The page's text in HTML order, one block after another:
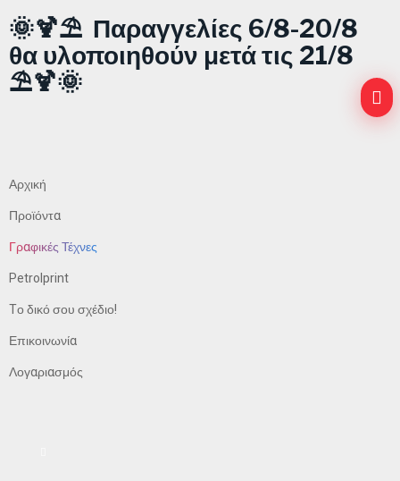
🌞🍹⛱️ Παραγγελίες 6/8-20/8
θα υλοποιηθούν μετά τις 21/8
⛱️🍹🌞
Αρχική
Προϊόντα
Γραφικές Τέχνες
Petrolprint
Tο δικό σου σχέδιο!
Επικοινωνία
Λογαριασμός